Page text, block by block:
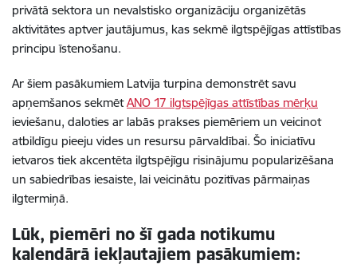
privātā sektora un nevalstisko organizāciju organizētās
aktivitātes aptver jautājumus, kas sekmē ilgtspējīgas attīstības
principu īstenošanu.
Ar šiem pasākumiem Latvija turpina demonstrēt savu
apņemšanos sekmētANO 17 ilgtspējīgas attīstības mērķu
ieviešanu, daloties ar labās prakses piemēriem un veicinot
atbildīgu pieeju vides un resursu pārvaldībai. Šo iniciatīvu
ietvaros tiek akcentēta ilgtspējīgu risinājumu popularizēšana
un sabiedrības iesaiste, lai veicinātu pozitīvas pārmaiņas
ilgtermiņā.
Lūk, piemēri no šī gada notikumu
kalendārā iekļautajiem pasākumiem: